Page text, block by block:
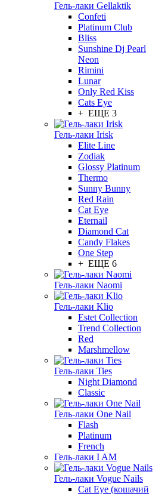
Гель-лаки Gellaktik
Confeti
Platinum Club
Bliss
Sunshine Dj Pearl
Neon
Rimini
Lunar
Only Red Kiss
Cats Eye
+ ЕЩЕ 3
Гель-лаки Irisk
Elite Line
Zodiak
Glossy Platinum
Thermo
Sunny Bunny
Red Rain
Cat Eye
Eternail
Diamond Cat
Candy Flakes
One Step
+ ЕЩЕ 6
Гель-лаки Naomi
Гель-лаки Klio
Estet Collection
Trend Collection
Red
Marshmellow
Гель-лаки Ties
Night Diamond
Classic
Гель-лаки One Nail
Flash
Platinum
French
Гель-лаки I AM
Гель-лаки Vogue Nails
Cat Eye (кошачий